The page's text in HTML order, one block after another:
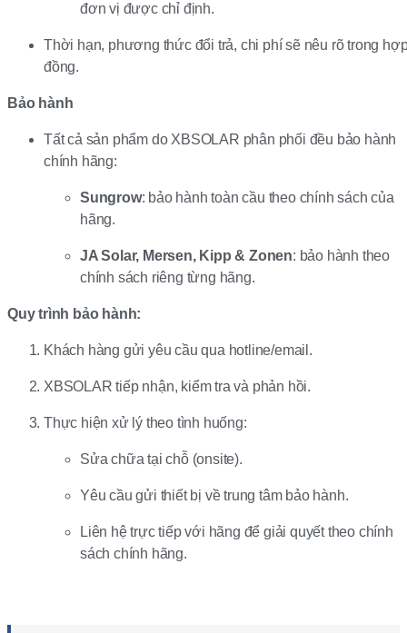
đơn vị được chỉ định.
Thời hạn, phương thức đổi trả, chi phí sẽ nêu rõ trong
đồng.
Bảo hành
Tất cả sản phẩm do XBSOLAR phân phối đều bảo hành
chính hãng:
Sungrow: bảo hành toàn cầu theo chính sách của
hãng.
JA Solar, Mersen, Kipp & Zonen: bảo hành theo
chính sách riêng từng hãng.
Quy trình bảo hành:
Khách hàng gửi yêu cầu qua hotline/email.
XBSOLAR tiếp nhận, kiểm tra và phản hồi.
Thực hiện xử lý theo tình huống:
Sửa chữa tại chỗ (onsite).
Yêu cầu gửi thiết bị về trung tâm bảo hành.
Liên hệ trực tiếp với hãng để giải quyết theo chính
sách chính hãng.